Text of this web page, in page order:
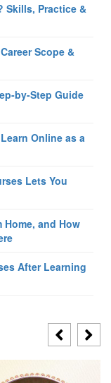
Skills, Practice &
Scope &
by-Step Guide
Online as a
Lets You
Home, and How
After Learning